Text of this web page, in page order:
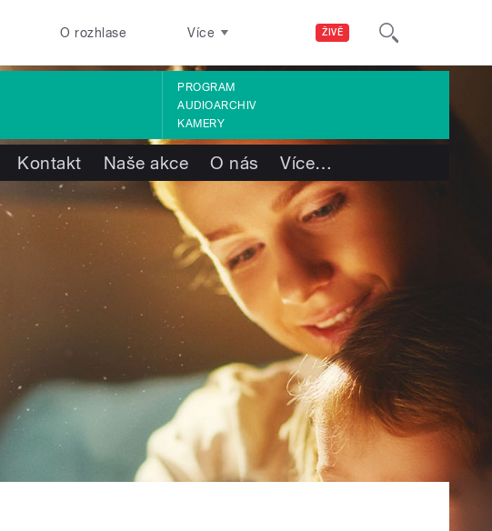
ŽIVĚ
O rozhlase Více
PROGRAM
AUDIOARCHIV
KAMERY
Kontakt Naše akce O nás Více…